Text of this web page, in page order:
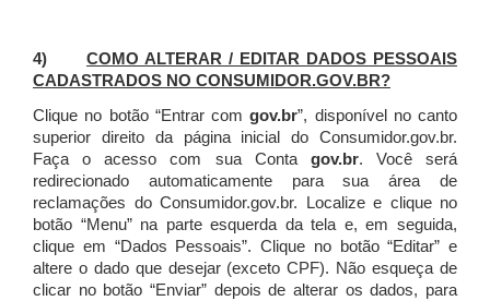
4) COMO ALTERAR / EDITAR DADOS PESSOAIS
CADASTRADOS NO CONSUMIDOR.GOV.BR?
Clique no botão “Entrar comgov.br”, disponível no canto
superior direito da página inicial do Consumidor.gov.br.
Faça o acesso com sua Conta gov.br. Você será
redirecionado automaticamente para sua área de
reclamações do Consumidor.gov.br.
Localize e clique no
botão “Menu” na parte esquerda da tela e, em seguida,
clique em “Dados Pessoais”. Clique no botão “Editar” e
altere o dado que desejar (exceto CPF). Não esqueça de
clicar no botão “Enviar” depois de alterar os dados, para